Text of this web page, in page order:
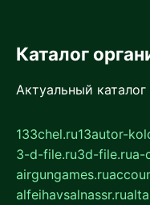
Каталог
Актуальный
133chel.ru13autor-
3-d-file.ru3d-file.rua-
airgungames.ru
alfeihavsalnassr.ru